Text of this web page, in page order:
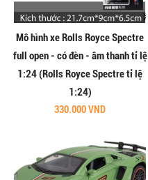
Mô hình xe Rolls Royce Spectre
full open - có đèn - âm thanh tỉ lệ
1:24 (Rolls Royce Spectre tỉ lệ
1:24)
330.000 VND